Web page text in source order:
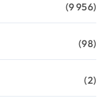
(9 956)
(98)
(2)